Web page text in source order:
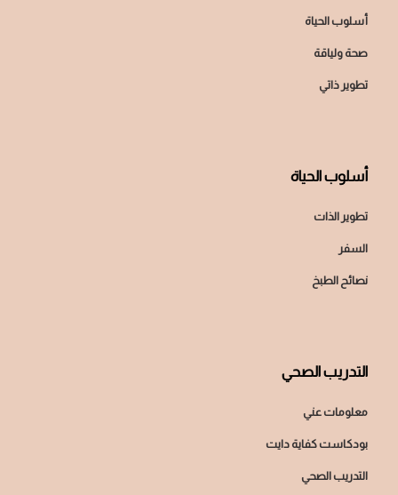
أسلوب الحياة
صحة ولياقة
تطوير ذاتي
أسلوب الحياة
تطوير الذات
السفر
نصائح الطبخ
التدريب الصحي
معلومات عني
بودكاست كفاية دايت
التدريب الصحي